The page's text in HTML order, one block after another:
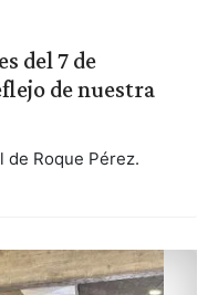
del 7 de
de nuestra
de Roque Pérez.